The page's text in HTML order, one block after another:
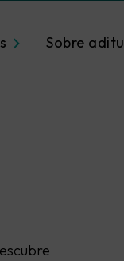
Sobre aditu